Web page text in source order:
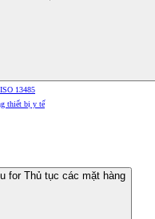
13485
thiết bị y tế
for Thủ tục các mặt hàng